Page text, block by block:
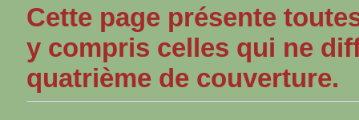
Cette page présente
y compris celles qui ne
quatrième de couverture.